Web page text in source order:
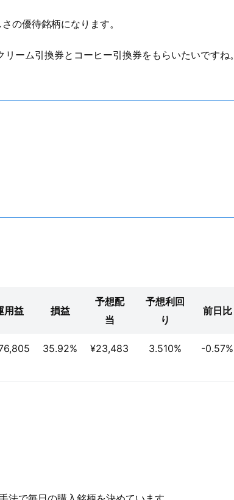
の優待銘柄になります。
ーム引換券とコーヒー引換券をもらいたいですね。
用益 損益
予想配
当
予想利回
り
前日比
35.92% ¥23,483 3.510% -0.57%